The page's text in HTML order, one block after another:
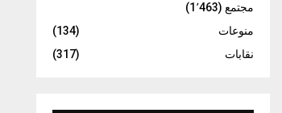
مجتمع (1٬463)
منوعات
(134)
نقابات
(317)